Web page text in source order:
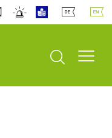
open search